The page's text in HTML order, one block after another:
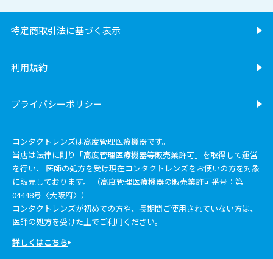
特定商取引法に基づく表示
利用規約
プライバシーポリシー
コンタクトレンズは高度管理医療機器です。
当店は法律に則り「高度管理医療機器等販売業許可」を取得して運営
を行い、 医師の処方を受け現在コンタクトレンズをお使いの方を対象
に販売しております。 （高度管理医療機器の販売業許可番号：第
04448号〈大阪府〉）
コンタクトレンズが初めての方や、長期間ご使用されていない方は、
医師の処方を受けた上でご利用ください。
詳しくはこちら